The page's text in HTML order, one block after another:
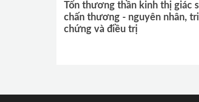
Tổn thương thần kinh thị giác
chấn thương - nguyên nhân,
chứng và điều trị